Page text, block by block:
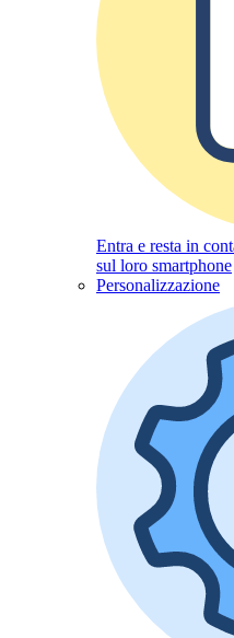
Entra e resta in
sul loro smartphone
Personalizzazione